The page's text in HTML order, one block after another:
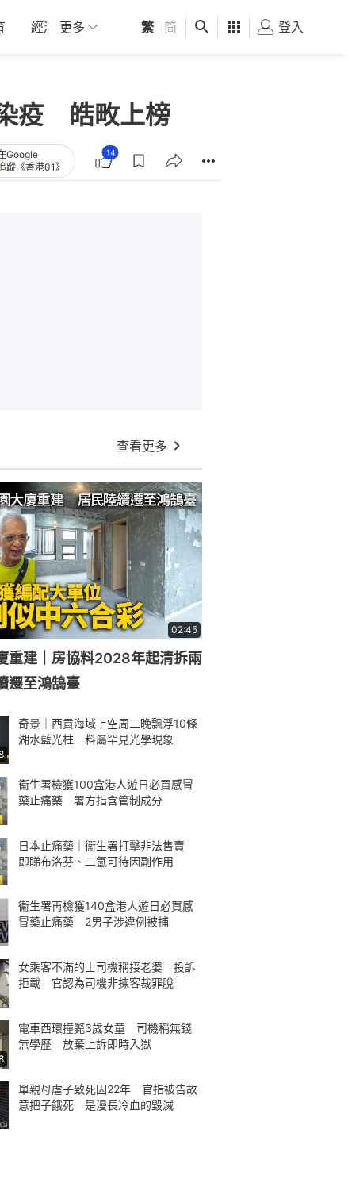
經濟 01深圳 觀點 健康 好食玩飛
更多 繁 简 登入
疫 皓畋上榜
Google
蹤《香港01》
14
查看更多
02:45
重建｜房協料2028年起清拆兩
至鴻鵠臺
奇景｜西貢海域上空周二晚飄浮10條
湖水藍光柱 料屬罕見光學現象
衞生署檢獲100盒港人遊日必買感冒
藥止痛藥 署方指含管制成分
日本止痛藥｜衞生署打擊非法售賣
即睇布洛芬、二氫可待因副作用
衞生署再檢獲140盒港人遊日必買感
冒藥止痛藥 2男子涉違例被捕
女乘客不滿的士司機稱接老婆 投訴
拒載 官認為司機非揀客裁罪脫
電車西環撞斃3歲女童 司機稱無錢
無學歷 放棄上訴即時入獄
單親母虐子致死囚22年 官指被告故
意把子餓死 是漫長冷血的毀滅